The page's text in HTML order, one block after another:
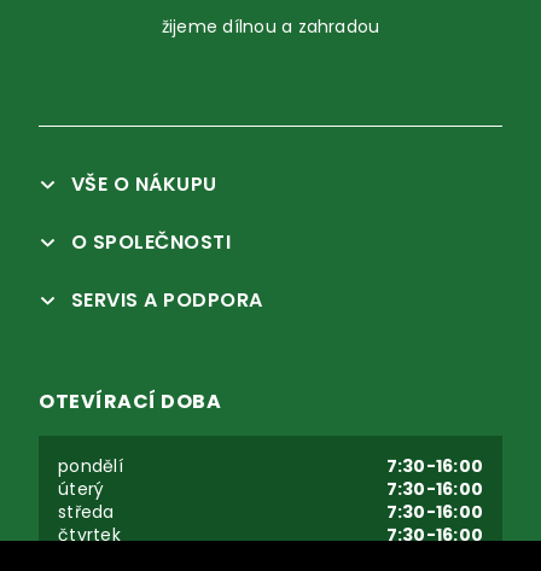
žijeme dílnou a zahradou
VŠE O NÁKUPU
O SPOLEČNOSTI
SERVIS A PODPORA
OTEVÍRACÍ DOBA
pondělí
7:30-16:00
úterý
7:30-16:00
středa
7:30-16:00
čtvrtek
7:30-16:00